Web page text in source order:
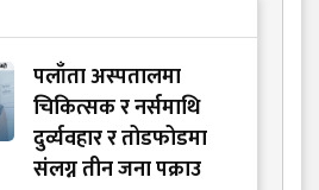
पलाँता अस्पतालमा
चिकित्सक र नर्समाथि
दुर्व्यवहार र तोडफोडमा
संलग्न तीन जना पक्राउ